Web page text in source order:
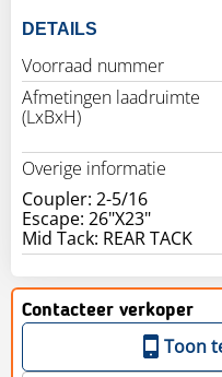
DETAILS
Voorraad nummer
Afmetingen laadruimte
(LxBxH)
Overige informatie
Coupler: 2-5/16
Escape: 26"X23"
Contacteer verkoper
Toon